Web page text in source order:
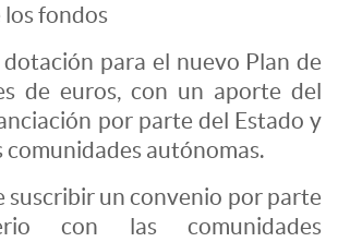
fondos
para el nuevo Plan de
de euros, con un aporte del
por parte del Estado y
comunidades autónomas.
suscribir un convenio por parte
con las comunidades